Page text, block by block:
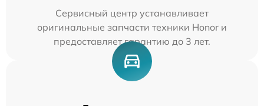
Сервисный центр устанавливает
оригинальные запчасти техники Honor и
предоставляет гарантию до 3 лет.